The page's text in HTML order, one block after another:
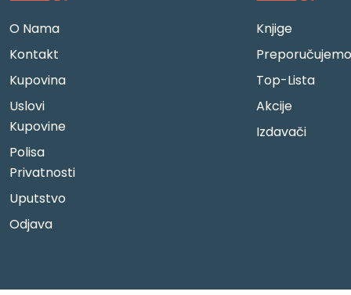
O Nama
Kontakt
Kupovina
Uslovi
Kupovine
Polisa
Privatnosti
Uputstvo
Odjava
Knjige
Preporučujemo
Top-Lista
Akcije
Izdavači